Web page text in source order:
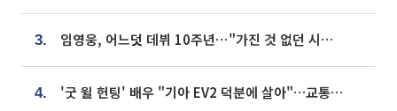
3. 임영웅, 어느덧 데뷔 10주년⋯"가진 것 없던 시절, 내 앞엔 20명의 팬뿐"
4. '굿 윌 헌팅' 배우 "기아 EV2 덕분에 살아"…교통사고 후 안전성 극찬